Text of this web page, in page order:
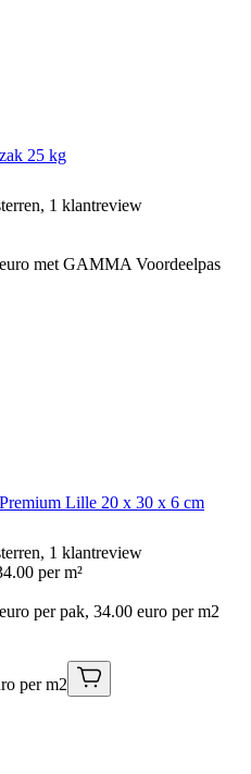
25 kg
1 klantreview
met GAMMA Voordeelpas
Lille 20 x 30 x 6 cm
1 klantreview
per m²
per pak, 34.00 euro per m2
per m2